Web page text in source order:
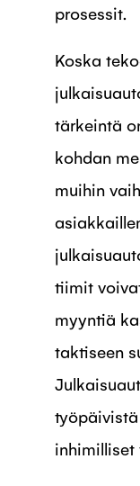
prosessit.
Koska
tärkeintä
kohdan
muihin
tiimit
myyntiä
taktiseen
inhimilliset